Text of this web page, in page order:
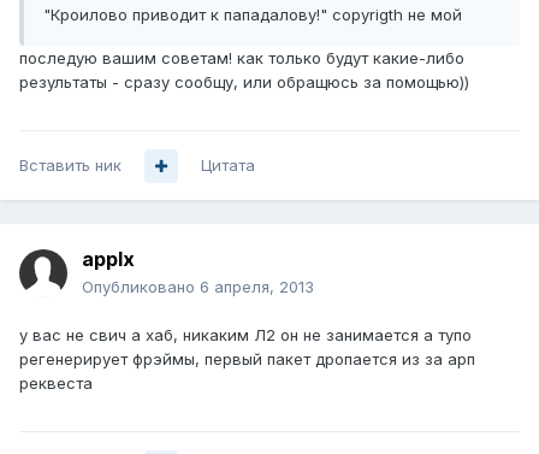
"Кроилово приводит к пападалову!" copyrigth не мой
последую вашим советам! как только будут какие-либо
результаты - сразу сообщу, или обращюсь за помощью))
Вставить ник Цитата
applx
Опубликовано 6 апреля, 2013
у вас не свич а хаб, никаким Л2 он не занимается а тупо
регенерирует фрэймы, первый пакет дропается из за арп
реквеста